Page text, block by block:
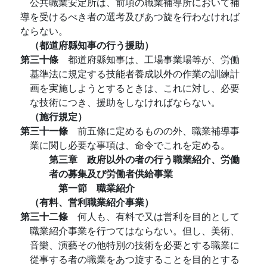
導を受けるべき者の選考及びあつ旋を行わなければ
ならない。
（都道府縣知事の行う援助）
第三十條 都道府縣知事は、工場事業場等が、労働
基準法に規定する技能者養成以外の作業の訓練計
画を実施しようとするときは、これに対し、必要
な技術につき、援助をしなければならない。
（施行規定）
第三十一條 前五條に定めるものの外、職業補導事
業に関し必要な事項は、命令でこれを定める。
第三章 政府以外の者の行う職業紹介、労働
者の募集及び労働者供給事業
第一節 職業紹介
（有料、営利職業紹介事業）
第三十二條 何人も、有料で又は営利を目的として
職業紹介事業を行つてはならない。但し、美術、
音樂、演藝その他特別の技術を必要とする職業に
從事する者の職業をあつ旋することを目的とする